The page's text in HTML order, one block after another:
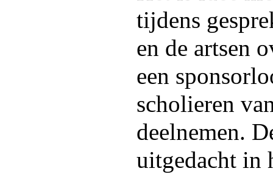
tijdens
en de artsen
een
scholieren
deelnemen.
uitgedacht in